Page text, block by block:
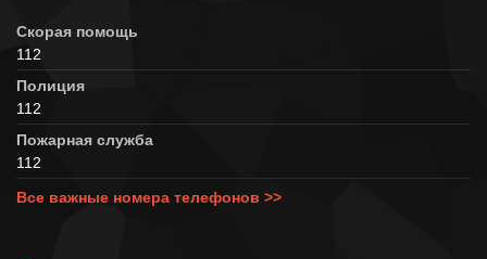
Скорая помощь
112
Полиция
112
Пожарная служба
112
Все важные номера телефонов >>